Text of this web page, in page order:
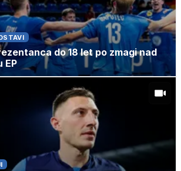
do 18 let po zmagi nad
EP